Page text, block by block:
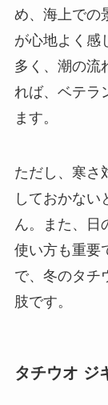
め、海上での
が心地よく感
多く、潮の流
れば、ベテラ
ます。
ただし、寒さ
しておかない
ん。また、日
使い方も重要
で、冬のタチ
肢です。
タチウオ ジ